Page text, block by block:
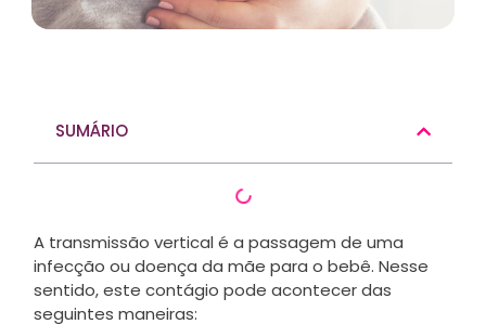
SUMÁRIO
A transmissão vertical é a passagem de uma
infecção ou doença da mãe para o bebê. Nesse
sentido, este contágio pode acontecer das
seguintes maneiras: